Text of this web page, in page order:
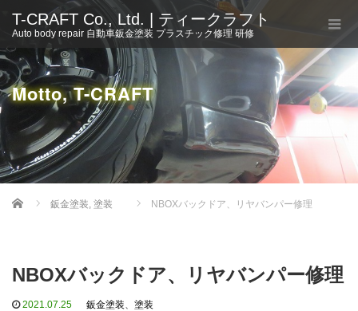
T-CRAFT Co., Ltd. | ティークラフト
Auto body repair 自動車鈑金塗装 プラスチック修理 研修
Motto, T-CRAFT
Home 鈑金塗装, 塗装 NBOXバックドア、リヤバンパー修理
NBOXバックドア、リヤバンパー修理
2021.07.25 鈑金塗装、 塗装